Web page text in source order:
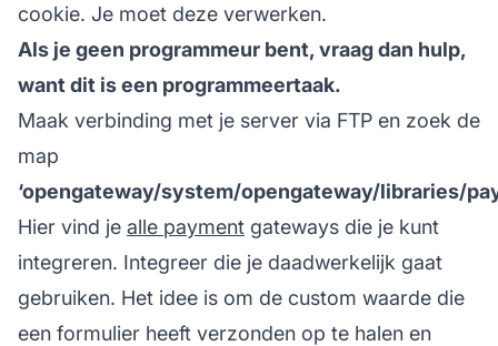
cookie. Je moet deze verwerken.
Als je geen programmeur bent, vraag dan hulp,
want dit is een programmeertaak.
Maak verbinding met je server via FTP en zoek de
map
‘opengateway/system/opengateway/libraries/
Hier vind je alle payment gateways die je kunt
integreren. Integreer die je daadwerkelijk gaat
gebruiken. Het idee is om de custom waarde die
een formulier heeft verzonden op te halen en